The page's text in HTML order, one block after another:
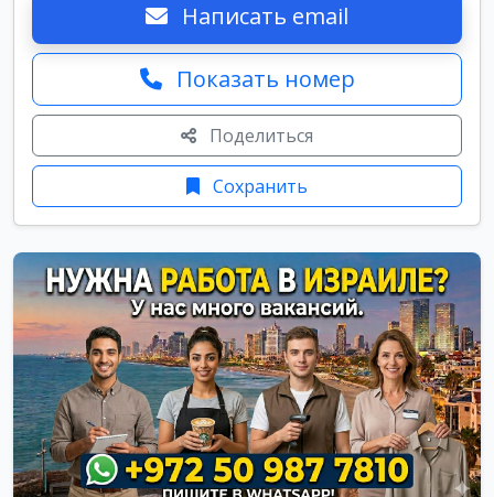
Написать email
Показать номер
Поделиться
Сохранить